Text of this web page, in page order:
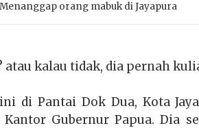
orang mabuk di Jayapura
kalau tidak, dia pernah
di Pantai Dok Dua, Kota
Gubernur Papua. Dia